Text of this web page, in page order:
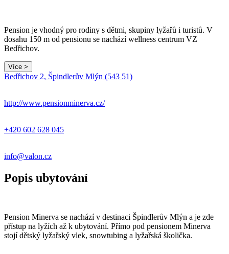
Pension je vhodný pro rodiny s dětmi, skupiny lyžařů i turistů. V
dosahu 150 m od pensionu se nachází wellness centrum VZ
Bedřichov.
Více >
Bedřichov 2, Špindlerův Mlýn (543 51)
http://www.pensionminerva.cz/
+420 602 628 045
info@valon.cz
Popis ubytování
Pension Minerva se nachází v destinaci Špindlerův Mlýn a je zde
přístup na lyžích až k ubytování. Přímo pod pensionem Minerva
stojí dětský lyžařský vlek, snowtubing a lyžařská školička.